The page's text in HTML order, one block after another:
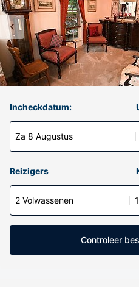
Incheckdatum:
Za 8 Augustus
Reizigers
2 Volwassenen
Controleer